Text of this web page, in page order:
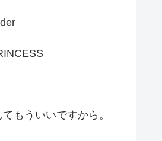
もういいですから。